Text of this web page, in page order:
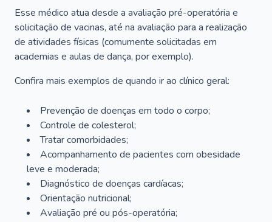
Esse médico atua desde a avaliação pré-operatória e
solicitação de vacinas, até na avaliação para a realização
de atividades físicas (comumente solicitadas em
academias e aulas de dança, por exemplo).
Confira mais exemplos de quando ir ao clínico geral:
Prevenção de doenças em todo o corpo;
Controle de colesterol;
Tratar comorbidades;
Acompanhamento de pacientes com obesidade
leve e moderada;
Diagnóstico de doenças cardíacas;
Orientação nutricional;
Avaliação pré ou pós-operatória;